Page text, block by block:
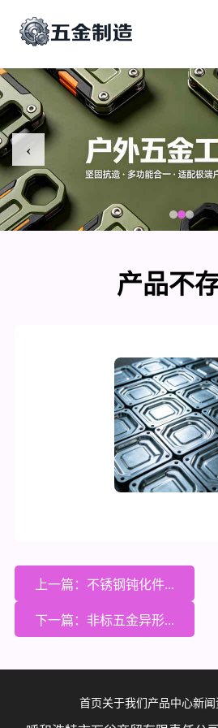
‹
产品不
上一篇：不锈钢钝化件...
下一篇：非标五金异形...
首页 关于我们 产品中心新闻